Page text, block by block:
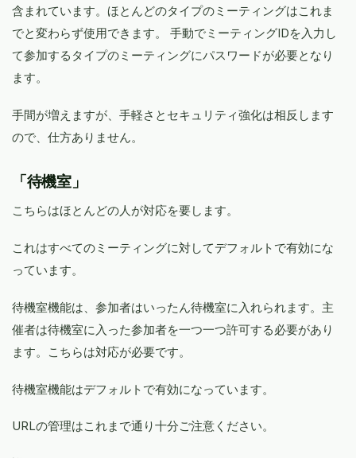
含まれています。ほとんどのタイプのミーティングはこれま
でと変わらず使用できます。 手動でミーティングIDを入力し
て参加するタイプのミーティングにパスワードが必要となり
ます。
手間が増えますが、手軽さとセキュリティ強化は相反します
ので、仕方ありません。
「待機室」
こちらはほとんどの人が対応を要します。
これはすべてのミーティングに対してデフォルトで有効にな
っています。
待機室機能は、参加者はいったん待機室に入れられます。主
催者は待機室に入った参加者を一つ一つ許可する必要があり
ます。こちらは対応が必要です。
待機室機能はデフォルトで有効になっています。
URLの管理はこれまで通り十分ご注意ください。